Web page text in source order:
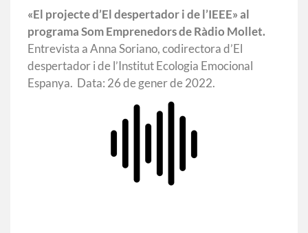
«El projecte d’El despertador i de l’IEEE» al
programa Som Emprenedors de Ràdio Mollet.
Entrevista a Anna Soriano, codirectora d’El
despertador i de l’Institut Ecologia Emocional
Espanya. Data: 26 de gener de 2022.